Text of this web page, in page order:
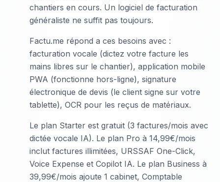
chantiers en cours. Un logiciel de facturation
généraliste ne suffit pas toujours.
Factu.me répond a ces besoins avec :
facturation vocale (dictez votre facture les
mains libres sur le chantier), application mobile
PWA (fonctionne hors-ligne), signature
électronique de devis (le client signe sur votre
tablette), OCR pour les reçus de matériaux.
Le plan Starter est gratuit (3 factures/mois avec
dictée vocale IA). Le plan Pro à 14,99€/mois
inclut factures illimitées, URSSAF One-Click,
Voice Expense et Copilot IA. Le plan Business à
39,99€/mois ajoute 1 cabinet, Comptable